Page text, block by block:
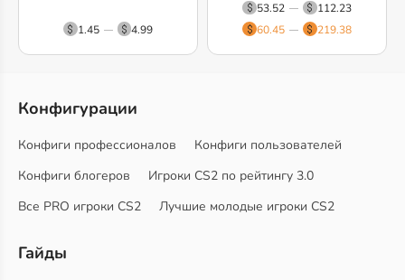
1.45 4.99
53.52
112.23
60.45
219.38
Конфигурации
Конфиги профессионалов
Конфиги пользователей
Конфиги блогеров
Игроки CS2 по рейтингу 3.0
Все PRO игроки CS2
Лучшие молодые игроки CS2
Гайды